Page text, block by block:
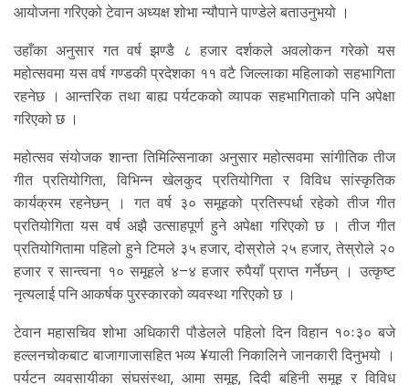
आयोजना गरिएको टेवान अध्यक्ष शोभा न्यौपाने पाण्डेले बताउनुभयो ।
उहाँका अनुसार गत वर्ष झण्डै ८ हजार दर्शकले अवलोकन गरेको यस
महोत्सवमा यस वर्ष गण्डकी प्रदेशका ११ वटै जिल्लाका महिलाको सहभागिता
रहनेछ । आन्तरिक तथा बाह्य पर्यटकको व्यापक सहभागिताको पनि अपेक्षा
गरिएको छ ।
महोत्सव संयोजक शान्ता तिमिल्सिनाका अनुसार महोत्सवमा सांगीतिक तीज
गीत प्रतियोगिता, विभिन्न खेलकुद प्रतियोगिता र विविध सांस्कृतिक
कार्यक्रम रहनेछन् । गत वर्ष ३० समूहको प्रतिस्पर्धा रहेको तीज गीत
प्रतियोगिता यस वर्ष अझै उत्साहपूर्ण हुने अपेक्षा गरिएको छ । तीज गीत
प्रतियोगितामा पहिलो हुने टिमले ३५ हजार, दोस्रोले २५ हजार, तेस्रोले २०
हजार र सान्त्वना १० समूहले ४–४ हजार रुपैयाँ प्राप्त गर्नेछन् । उत्कृष्ट
नृत्यलाई पनि आकर्षक पुरस्कारको व्यवस्था गरिएको छ ।
टेवान महासचिव शोभा अधिकारी पौडेलले पहिलो दिन विहान १०ः३० बजे
हल्लनचोकबाट बाजागाजासहित भव्य ¥याली निकालिने जानकारी दिनुभयो ।
पर्यटन व्यवसायीका संघसंस्था, आमा समूह, दिदी बहिनी समूह र विविध